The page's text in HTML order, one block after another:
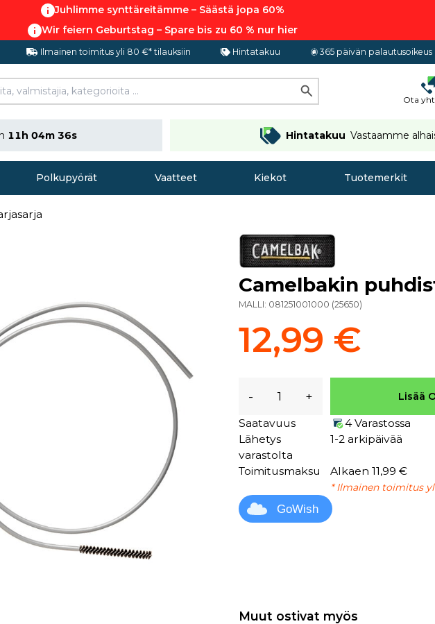
Juhlimme synttäreitämme – Säästä jopa 60%
Wir feiern Geburtstag – Spare bis zu 60 % nur hier
Ilmainen toimitus yli 80 €* tilauksiin Hintatakuu 365 päivän palautusoikeus
Ota
11h 04m 35s Hintatakuu Vastaamme
Polkupyörät Vaatteet Kiekot Tuotemerkit
Camelbakin
MALLI: 081251001000 (25650)
12,99 €
- + Lisää
Saatavuus
4 Varastossa
Lähetys
varastolta
1-2 arkipäivää
Toimitusmaksu Alkaen 11,99 €
* Ilmainen toimitus
GoWish
Muut ostivat myös